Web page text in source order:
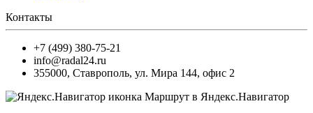
Контакты
+7 (499) 380-75-21
info@radal24.ru
355000, Ставрополь, ул. Мира 144, офис 2
Маршрут в Яндекс.Навигатор